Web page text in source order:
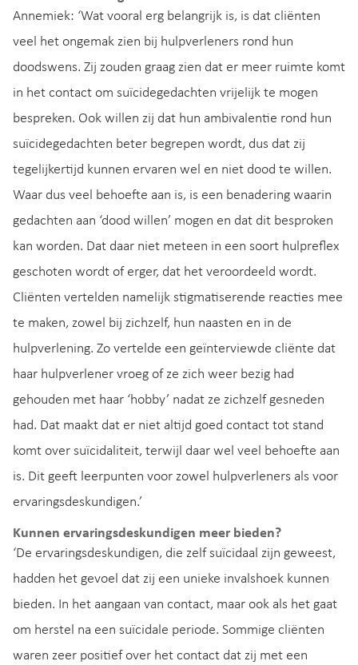
Annemiek: ‘Wat vooral erg belangrijk is, is dat cliënten
veel het ongemak zien bij hulpverleners rond hun
doodswens. Zij zouden graag zien dat er meer ruimte komt
in het contact om suïcidegedachten vrijelijk te mogen
bespreken. Ook willen zij dat hun ambivalentie rond hun
suïcidegedachten beter begrepen wordt, dus dat zij
tegelijkertijd kunnen ervaren wel en niet dood te willen.
Waar dus veel behoefte aan is, is een benadering waarin
gedachten aan ‘dood willen’ mogen en dat dit besproken
kan worden. Dat daar niet meteen in een soort hulpreflex
geschoten wordt of erger, dat het veroordeeld wordt.
Cliënten vertelden namelijk stigmatiserende reacties mee
te maken, zowel bij zichzelf, hun naasten en in de
hulpverlening. Zo vertelde een geïnterviewde cliënte dat
haar hulpverlener vroeg of ze zich weer bezig had
gehouden met haar ‘hobby’ nadat ze zichzelf gesneden
had. Dat maakt dat er niet altijd goed contact tot stand
komt over suïcidaliteit, terwijl daar wel veel behoefte aan
is. Dit geeft leerpunten voor zowel hulpverleners als voor
ervaringsdeskundigen.’
Kunnen ervaringsdeskundigen meer bieden?
‘De ervaringsdeskundigen, die zelf suïcidaal zijn geweest,
hadden het gevoel dat zij een unieke invalshoek kunnen
bieden. In het aangaan van contact, maar ook als het gaat
om herstel na een suïcidale periode. Sommige cliënten
waren zeer positief over het contact dat zij met een